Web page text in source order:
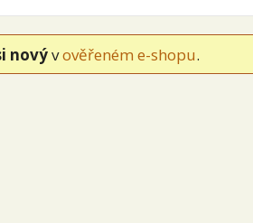
novývověřeném e-shopu.